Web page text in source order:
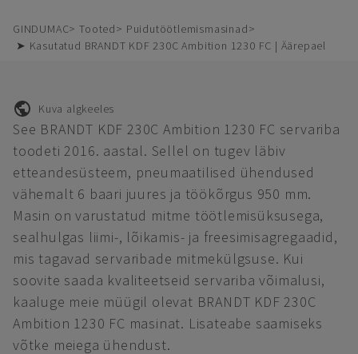
GINDUMAC Tooted
Puidutöötlemismasinad
➤ Kasutatud BRANDT KDF 230C Ambition 1230 FC | Äärepael
Kuva algkeeles
See BRANDT KDF 230C Ambition 1230 FC servariba
toodeti 2016. aastal. Sellel on tugev läbiv
etteandesüsteem, pneumaatilised ühendused
vähemalt 6 baari juures ja töökõrgus 950 mm.
Masin on varustatud mitme töötlemisüksusega,
sealhulgas liimi-, lõikamis- ja freesimisagregaadid,
mis tagavad servaribade mitmekülgsuse. Kui
soovite saada kvaliteetseid servariba võimalusi,
kaaluge meie müügil olevat BRANDT KDF 230C
Ambition 1230 FC masinat. Lisateabe saamiseks
võtke meiega ühendust.